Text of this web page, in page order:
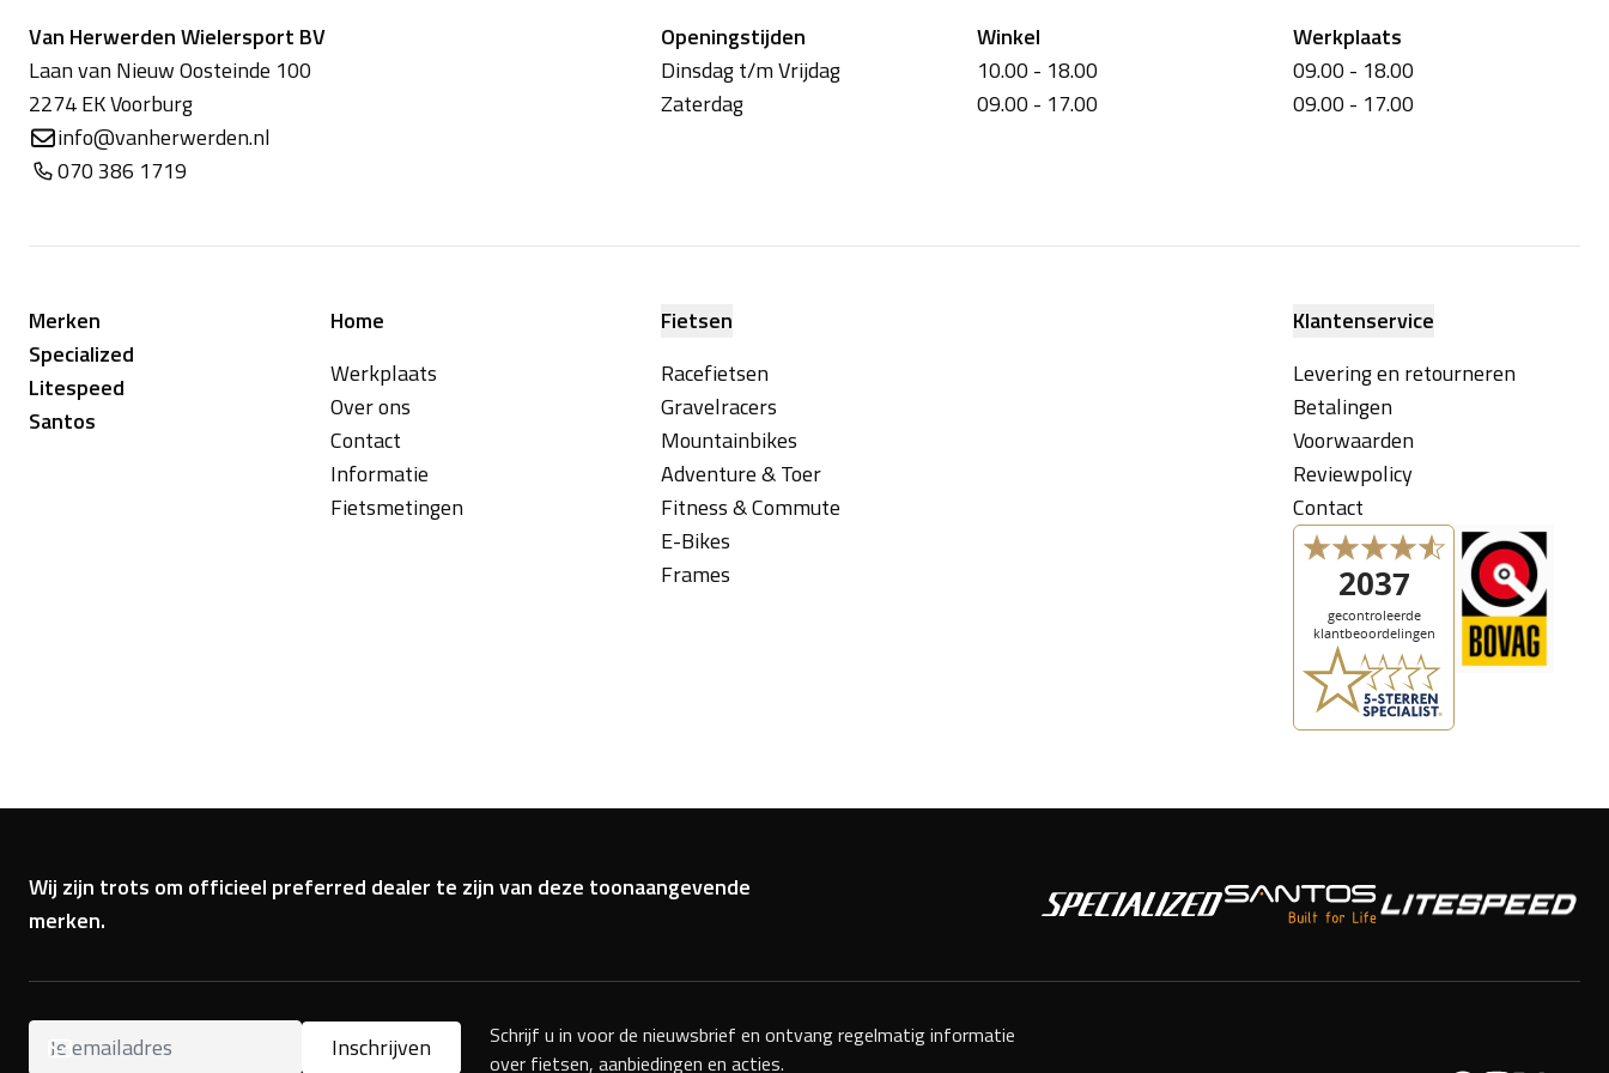
Van Herwerden Wielersport BV
Laan van Nieuw Oosteinde 100
2274 EK Voorburg
info@vanherwerden.nl
070 386 1719
Openingstijden
Dinsdag t/m Vrijdag
Zaterdag
Winkel
10.00 - 18.00
09.00 - 17.00
Werkplaats
09.00 - 18.00
09.00 - 17.00
Merken
Specialized
Litespeed
Santos
Home
Werkplaats
Over ons
Contact
Informatie
Fietsmetingen
Fietsen
Racefietsen
Gravelracers
Mountainbikes
Adventure & Toer
Fitness & Commute
E-Bikes
Frames
Klantenservice
Levering en retourneren
Betalingen
Voorwaarden
Reviewpolicy
Contact
Wij zijn trots om officieel preferred dealer te zijn van deze toonaangevende
merken.
Schrijf u in voor de nieuwsbrief en ontvang regelmatig informatie
over fietsen, aanbiedingen en acties.
Inschrijven